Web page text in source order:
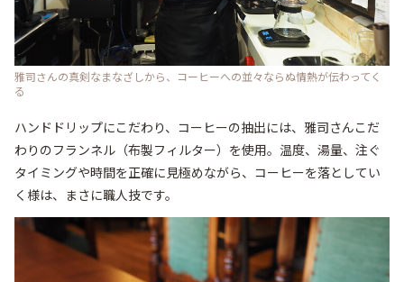
雅司さんの真剣なまなざしから、コーヒーへの並々ならぬ情熱が伝わってく
る
ハンドドリップにこだわり、コーヒーの抽出には、雅司さんこだ
わりのフランネル（布製フィルター）を使用。温度、湯量、注ぐ
タイミングや時間を正確に見極めながら、コーヒーを落としてい
く様は、まさに職人技です。